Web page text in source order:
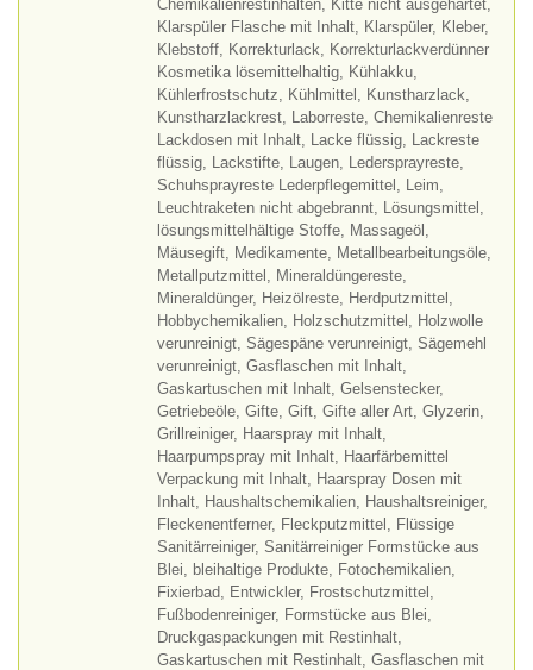
Chemikalienrestinhalten, Kitte nicht ausgehärtet,
Klarspüler Flasche mit Inhalt, Klarspüler, Kleber,
Klebstoff, Korrekturlack, Korrekturlackverdünner
Kosmetika lösemittelhaltig, Kühlakku,
Kühlerfrostschutz, Kühlmittel, Kunstharzlack,
Kunstharzlackrest, Laborreste, Chemikalienreste
Lackdosen mit Inhalt, Lacke flüssig, Lackreste
flüssig, Lackstifte, Laugen, Ledersprayreste,
Schuhsprayreste Lederpflegemittel, Leim,
Leuchtraketen nicht abgebrannt, Lösungsmittel,
lösungsmittelhältige Stoffe, Massageöl,
Mäusegift, Medikamente, Metallbearbeitungsöle,
Metallputzmittel, Mineraldüngereste,
Mineraldünger, Heizölreste, Herdputzmittel,
Hobbychemikalien, Holzschutzmittel, Holzwolle
verunreinigt, Sägespäne verunreinigt, Sägemehl
verunreinigt, Gasflaschen mit Inhalt,
Gaskartuschen mit Inhalt, Gelsenstecker,
Getriebeöle, Gifte, Gift, Gifte aller Art, Glyzerin,
Grillreiniger, Haarspray mit Inhalt,
Haarpumpspray mit Inhalt, Haarfärbemittel
Verpackung mit Inhalt, Haarspray Dosen mit
Inhalt, Haushaltschemikalien, Haushaltsreiniger,
Fleckenentferner, Fleckputzmittel, Flüssige
Sanitärreiniger, Sanitärreiniger Formstücke aus
Blei, bleihaltige Produkte, Fotochemikalien,
Fixierbad, Entwickler, Frostschutzmittel,
Fußbodenreiniger, Formstücke aus Blei,
Druckgaspackungen mit Restinhalt,
Gaskartuschen mit Restinhalt, Gasflaschen mit